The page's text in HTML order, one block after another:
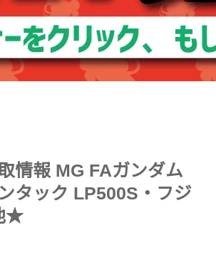
情報 MG FAガンダム
タック LP500S・フジ
★